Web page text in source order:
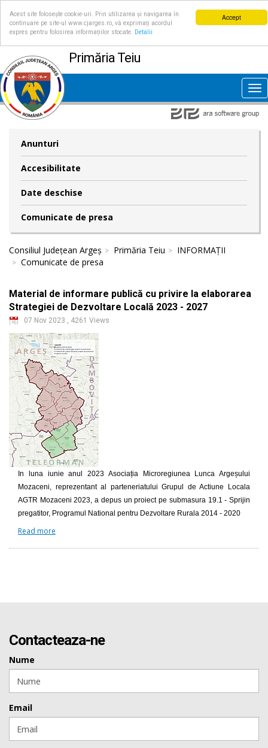
Accept
Acest site folosește cookie-uri. Prin utilizarea și navigarea în
continuare pe site-ul www.cjarges.ro, vă exprimați acordul
expres pentru folosirea informațiilor stocate.
Detalii
Primăria Teiu
Anunturi
Accesibilitate
Date deschise
Comunicate de presa
Consiliul Județean Argeș Primăria Teiu
INFORMAȚII
Comunicate de presa
Material de informare publică cu privire la elaborarea
Strategiei de Dezvoltare Locală 2023 - 2027
07 Nov 2023 , 4261 Views
In luna iunie anul 2023 Asociația Microregiunea Lunca Argeșului
Mozaceni, reprezentant al parteneriatului Grupul de Actiune Locala
AGTR Mozaceni 2023, a depus un proiect pe submasura 19.1 - Sprijin
pregatitor, Programul National pentru Dezvoltare Rurala 2014 - 2020
Read more
Contacteaza-ne
Nume
Email